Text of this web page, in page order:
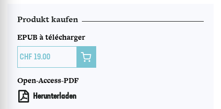
Produkt kaufen
EPUB à télécharger
19.00 
Open-Access-PDF
Herunterladen